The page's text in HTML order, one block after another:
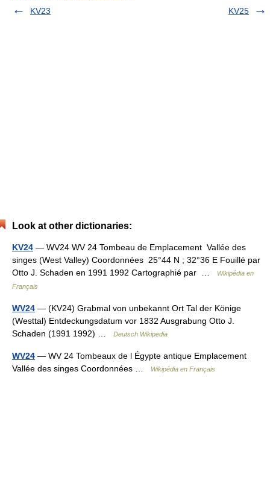
KV23
KV25
Look at other dictionaries:
KV24 — WV24 WV 24 Tombeau de Emplacement Vallée des
singes (West Valley) Coordonnées 25°44 N ; 32°36 E Fouillé par
Otto J. Schaden en 1991 1992 Cartographié par …
Wikipédia en
Français
WV24 — (KV24) Grabmal von unbekannt Ort Tal der Könige
(Westtal) Entdeckungsdatum vor 1832 Ausgrabung Otto J.
Schaden (1991 1992) …
Deutsch Wikipedia
WV24 — WV 24 Tombeaux de l Égypte antique Emplacement
Vallée des singes Coordonnées …
Wikipédia en Français